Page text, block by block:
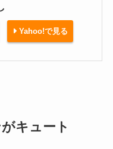
Yahoo!で見る
キュート